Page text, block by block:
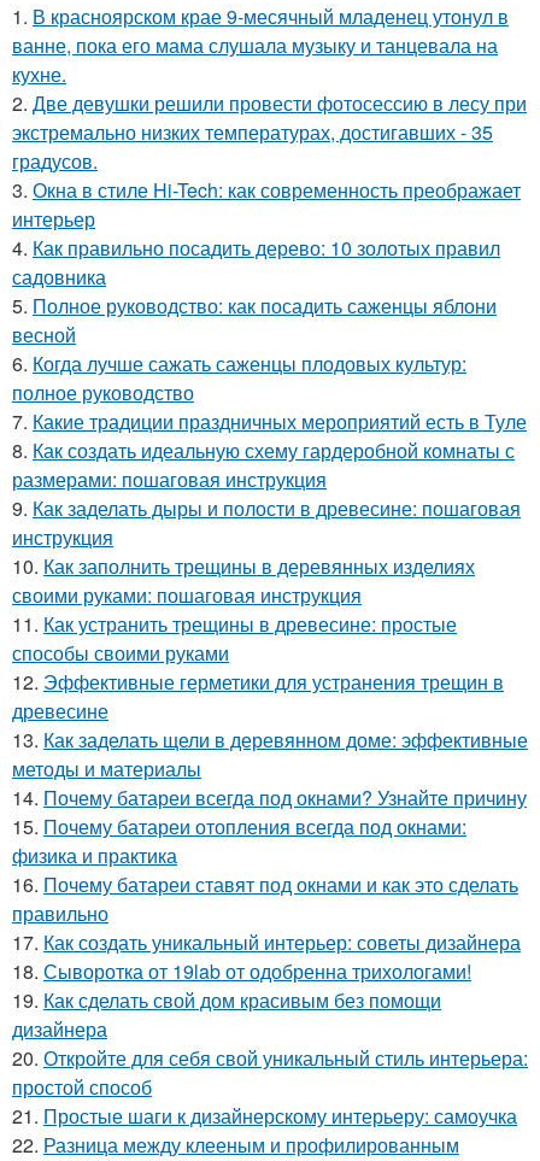
1. В красноярском крае 9-месячный младенец утонул в
ванне, пока его мама слушала музыку и танцевала на
кухне.
2. Две девушки решили провести фотосессию в лесу при
экстремально низких температурах, достигавших - 35
градусов.
3. Окна в стиле Hi-Tech: как современность преображает
интерьер
4. Как правильно посадить дерево: 10 золотых правил
садовника
5. Полное руководство: как посадить саженцы яблони
весной
6. Когда лучше сажать саженцы плодовых культур:
полное руководство
7. Какие традиции праздничных мероприятий есть в Туле
8. Как создать идеальную схему гардеробной комнаты с
размерами: пошаговая инструкция
9. Как заделать дыры и полости в древесине: пошаговая
инструкция
10. Как заполнить трещины в деревянных изделиях
своими руками: пошаговая инструкция
11. Как устранить трещины в древесине: простые
способы своими руками
12. Эффективные герметики для устранения трещин в
древесине
13. Как заделать щели в деревянном доме: эффективные
методы и материалы
14. Почему батареи всегда под окнами? Узнайте причину
15. Почему батареи отопления всегда под окнами:
физика и практика
16. Почему батареи ставят под окнами и как это сделать
правильно
17. Как создать уникальный интерьер: советы дизайнера
18. Сыворотка от 19lab от одобренна трихологами!
19. Как сделать свой дом красивым без помощи
дизайнера
20. Откройте для себя свой уникальный стиль интерьера:
простой способ
21. Простые шаги к дизайнерскому интерьеру: самоучка
22. Разница между клееным и профилированным